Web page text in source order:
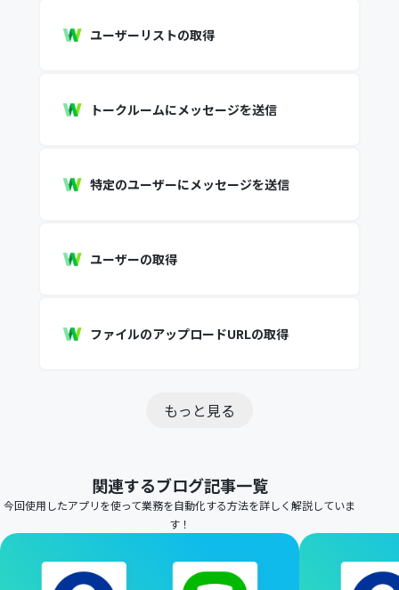
ユーザーリストの取得
トークルームにメッセージを送信
特定のユーザーにメッセージを送信
ユーザーの取得
ファイルのアップロードURLの取得
もっと見る
関連するブログ記事一覧
今回使用したアプリを使って業務を自動化する方法を詳しく解説していま
す！